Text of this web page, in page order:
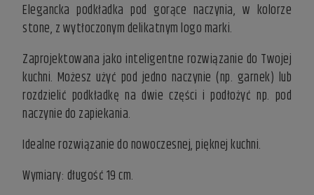
Elegancka podkładka pod gorące naczynia, w kolorze
stone, z wytłoczonym delikatnym logo marki.
Zaprojektowana jako inteligentne rozwiązanie do Twojej
kuchni. Możesz użyć pod jedno naczynie (np. garnek) lub
rozdzielić podkładkę na dwie części i podłożyć np. pod
naczynie do zapiekania.
Idealne rozwiązanie do nowoczesnej, pięknej kuchni.
Wymiary: długość 19 cm.